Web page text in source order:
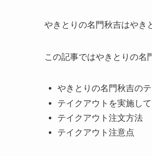
やきとりの名門秋吉はやき
この記事ではやきとりの名
やきとりの名門秋吉の
テイクアウトを実施し
テイクアウト注文方法
テイクアウト注意点